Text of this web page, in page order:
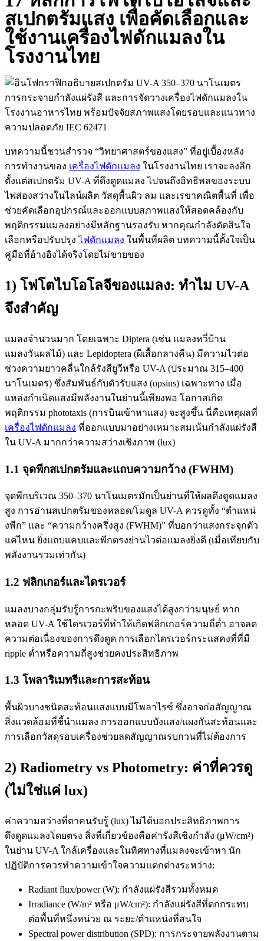
สเปกตรัมแสง เพื่อคัดเลือกและ
ใช้งานเครื่องไฟดักแมลงใน
โรงงานไทย
บทความนี้ชวนสำรวจ “วิทยาศาสตร์ของแสง” ที่อยู่เบื้องหลัง
การทำงานของ เครื่องไฟดักแมลง ในโรงงานไทย เราจะลงลึก
ตั้งแต่สเปกตรัม UV-A ที่ดึงดูดแมลง ไปจนถึงอิทธิพลของระบบ
ไฟส่องสว่างในไลน์ผลิต วัสดุพื้นผิว ลม และเรขาคณิตพื้นที่ เพื่อ
ช่วยคัดเลือกอุปกรณ์และออกแบบสภาพแสงให้สอดคล้องกับ
พฤติกรรมแมลงอย่างมีหลักฐานรองรับ หากคุณกำลังตัดสินใจ
เลือกหรือปรับปรุงไฟดักแมลง ในพื้นที่ผลิต บทความนี้ตั้งใจเป็น
คู่มือที่อ้างอิงได้จริงโดยไม่ขายของ
1) โฟโตไบโอโลจีของแมลง: ทำไม UV-A
จึงสำคัญ
แมลงจำนวนมาก โดยเฉพาะ Diptera (เช่น แมลงหวี่บ้าน
แมลงวันผลไม้) และ Lepidoptera (ผีเสื้อกลางคืน) มีความไวต่อ
ช่วงความยาวคลื่นใกล้รังสียูวีหรือ UV-A (ประมาณ 315–400
นาโนเมตร) ซึ่งสัมพันธ์กับตัวรับแสง (opsins) เฉพาะทาง เมื่อ
แหล่งกำเนิดแสงมีพลังงานในย่านนี้เพียงพอ โอกาสเกิด
พฤติกรรม phototaxis (การบินเข้าหาแสง) จะสูงขึ้น นี่คือเหตุผลที่
เครื่องไฟดักแมลง ที่ออกแบบมาอย่างเหมาะสมเน้นกำลังแผ่รังสี
ใน UV-A มากกว่าความสว่างเชิงภาพ (lux)
1.1 จุดพีกสเปกตรัมและแถบความกว้าง (FWHM)
จุดพีกบริเวณ 350–370 นาโนเมตรมักเป็นย่านที่ให้ผลดึงดูดแมลง
สูง การอ่านสเปกตรัมของหลอด/โมดูล UV-A ควรดูทั้ง “ตำแหน่
งพีก” และ “ความกว้างครึ่งสูง (FWHM)” ที่บอกว่าแสงกระจุกตัว
แค่ไหน ยิ่งแถบแคบและพีกตรงย่านไวต่อแมลงยิ่งดี (เมื่อเทียบกับ
พลังงานรวมเท่ากัน)
1.2 ฟลิกเกอร์และไดรเวอร์
แมลงบางกลุ่มรับรู้การกะพริบของแสงได้สูงกว่ามนุษย์ หาก
หลอด UV-A ใช้ไดรเวอร์ที่ทำให้เกิดฟลิกเกอร์ความถี่ต่ำ อาจลด
ความต่อเนื่องของการดึงดูด การเลือกไดรเวอร์กระแสคงที่ที่มี
ripple ต่ำหรือความถี่สูงช่วยคงประสิทธิภาพ
1.3 โพลาริเมทรีและการสะท้อน
พื้นผิวบางชนิดสะท้อนแสงแบบมีโพลาไรซ์ ซึ่งอาจก่อสัญญาณ
สิ่งแวดล้อมที่ชี้นำแมลง การออกแบบบังแสง/แผงกันสะท้อนและ
การเลือกวัสดุรอบเครื่องช่วยลดสัญญาณรบกวนที่ไม่ต้องการ
2) Radiometry vs Photometry: ค่าที่ควรดู
(ไม่ใช่แค่ lux)
ค่าความสว่างที่ตาคนรับรู้ (lux) ไม่ได้บอกประสิทธิภาพการ
ดึงดูดแมลงโดยตรง สิ่งที่เกี่ยวข้องคือค่ารังสีเชิงกำลัง (μW/cm²)
ในย่าน UV-A ใกล้เครื่องและในทิศทางที่แมลงจะเข้าหา นัก
ปฏิบัติการควรทำความเข้าใจความแตกต่างระหว่าง:
Radiant flux/power (W): กำลังแผ่รังสีรวมทั้งหมด
Irradiance (W/m² หรือ μW/cm²): กำลังแผ่รังสีที่ตกกระทบ
ต่อพื้นที่หนึ่งหน่วย ณ ระยะ/ตำแหน่งที่สนใจ
Spectral power distribution (SPD): การกระจายพลังงานตาม